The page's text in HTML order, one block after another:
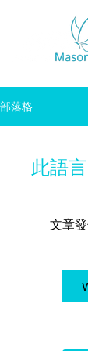
部落格
此語
文章